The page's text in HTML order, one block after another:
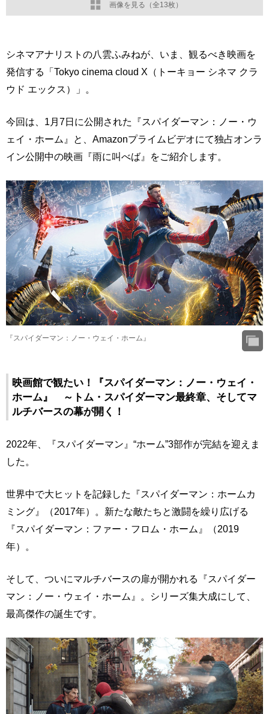
画像を見る（全13枚）
シネマアナリストの八雲ふみねが、いま、観るべき映画を
発信する「Tokyo cinema cloud X（トーキョー シネマ クラ
ウド エックス）」。
今回は、1月7日に公開された『スパイダーマン：ノー・ウ
ェイ・ホーム』と、Amazonプライムビデオにて独占オンラ
イン公開中の映画『雨に叫べば』をご紹介します。
『スパイダーマン：ノー・ウェイ・ホーム』
映画館で観たい！『スパイダーマン：ノー・ウェイ・
ホーム』 ～トム・スパイダーマン最終章、そしてマ
ルチバースの幕が開く！
2022年、『スパイダーマン』“ホーム”3部作が完結を迎えま
した。
世界中で大ヒットを記録した『スパイダーマン：ホームカ
ミング』（2017年）。新たな敵たちと激闘を繰り広げる
『スパイダーマン：ファー・フロム・ホーム』（2019
年）。
そして、ついにマルチバースの扉が開かれる『スパイダー
マン：ノー・ウェイ・ホーム』。シリーズ集大成にして、
最高傑作の誕生です。